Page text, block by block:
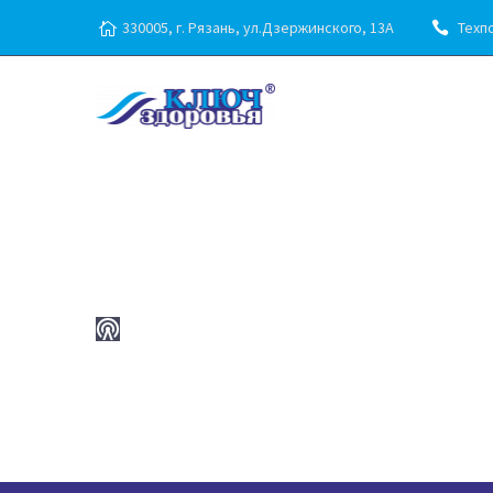
330005, г. Рязань, ул.Дзержинского, 13А